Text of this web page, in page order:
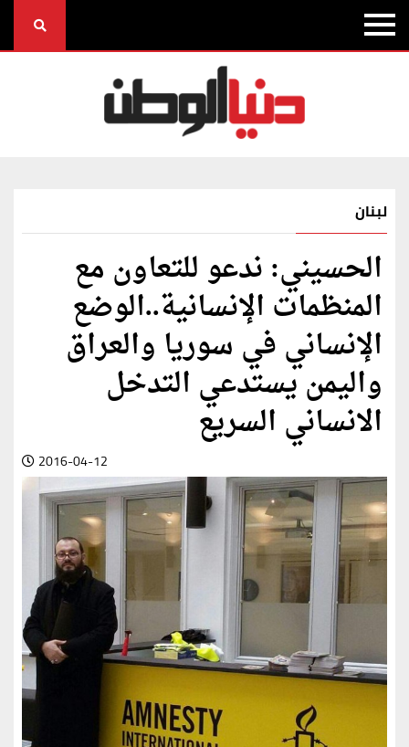
لبنان
الحسيني: ندعو للتعاون مع
المنظمات الإنسانية..الوضع
الإنساني في سوريا والعراق
واليمن يستدعي التدخل
الانساني السريع
2016-04-12